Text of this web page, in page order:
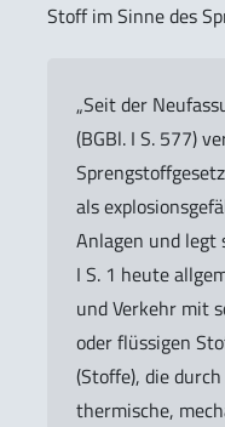
Stoff im Sinne des
„Seit der
(BGBl. I S. 577)
als
Anlagen und legt
I S. 1 heute
und Verkehr mit
oder flüssigen
(Stoffe), die
thermische,